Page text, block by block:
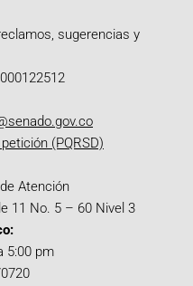
sugerencias y
(PQRSD)
Atención
11 No. 5 – 60 Nivel 3
5:00 pm